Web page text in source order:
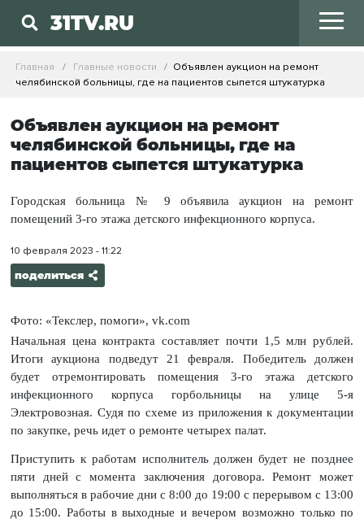
31TV.RU
Главная Главные новости
Объявлен аукцион на ремонт
челябинской больницы, где на пациентов сыпется штукатурка
Объявлен аукцион на ремонт
челябинской больницы, где на
пациентов сыпется штукатурка
Городская больница № 9 объявила аукцион на ремонт
помещений 3-го этажа детского инфекционного корпуса.
10 февраля 2023 - 11:22
поделиться
Фото: «Текслер, помоги», vk.com
Начальная цена контракта составляет почти 1,5 млн рублей.
Итоги аукциона подведут 21 февраля. Победитель должен
будет отремонтировать помещения 3-го этажа детского
инфекционного корпуса горбольницы на улице 5-я
Электровозная. Судя по схеме из приложения к документации
по закупке, речь идет о ремонте четырех палат.
Приступить к работам исполнитель должен будет не позднее
пяти дней с момента заключения договора. Ремонт может
выполняться в рабочие дни с 8:00 до 19:00 с перерывом с 13:00
до 15:00. Работы в выходные и вечером возможно только по